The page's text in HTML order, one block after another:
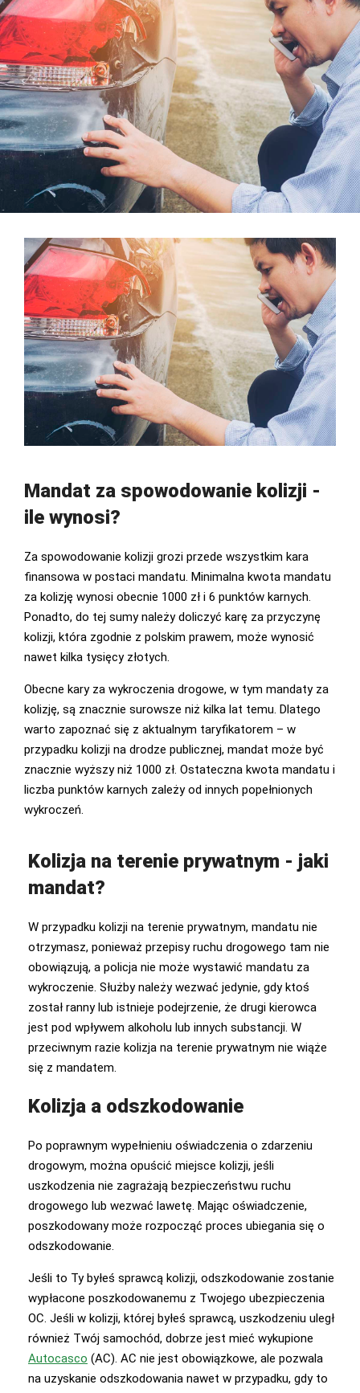
Mandat za spowodowanie kolizji -
ile wynosi?
Za spowodowanie kolizji grozi przede wszystkim kara
finansowa w postaci mandatu. Minimalna kwota mandatu
za kolizję wynosi obecnie 1000 zł i 6 punktów karnych.
Ponadto, do tej sumy należy doliczyć karę za przyczynę
kolizji, która zgodnie z polskim prawem, może wynosić
nawet kilka tysięcy złotych.
Obecne kary za wykroczenia drogowe, w tym mandaty za
kolizję, są znacznie surowsze niż kilka lat temu. Dlatego
warto zapoznać się z aktualnym taryfikatorem – w
przypadku kolizji na drodze publicznej, mandat może być
znacznie wyższy niż 1000 zł. Ostateczna kwota mandatu i
liczba punktów karnych zależy od innych popełnionych
wykroczeń.
Kolizja na terenie prywatnym - jaki
mandat?
W przypadku kolizji na terenie prywatnym, mandatu nie
otrzymasz, ponieważ przepisy ruchu drogowego tam nie
obowiązują, a policja nie może wystawić mandatu za
wykroczenie. Służby należy wezwać jedynie, gdy ktoś
został ranny lub istnieje podejrzenie, że drugi kierowca
jest pod wpływem alkoholu lub innych substancji. W
przeciwnym razie kolizja na terenie prywatnym nie wiąże
się z mandatem.
Kolizja a odszkodowanie
Po poprawnym wypełnieniu oświadczenia o zdarzeniu
drogowym, można opuścić miejsce kolizji, jeśli
uszkodzenia nie zagrażają bezpieczeństwu ruchu
drogowego lub wezwać lawetę. Mając oświadczenie,
poszkodowany może rozpocząć proces ubiegania się o
odszkodowanie.
Jeśli to Ty byłeś sprawcą kolizji, odszkodowanie zostanie
wypłacone poszkodowanemu z Twojego ubezpieczenia
OC. Jeśli w kolizji, której byłeś sprawcą, uszkodzeniu uległ
również Twój samochód, dobrze jest mieć wykupione
Autocasco (AC). AC nie jest obowiązkowe, ale pozwala
na uzyskanie odszkodowania nawet w przypadku, gdy to